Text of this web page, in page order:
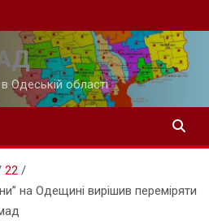
Одеській області
22
на Одещині вирішив переміряти